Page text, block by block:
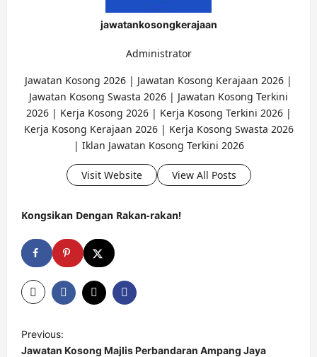
jawatankosongkerajaan
Administrator
Jawatan Kosong 2026 | Jawatan Kosong Kerajaan 2026 |
Jawatan Kosong Swasta 2026 | Jawatan Kosong Terkini
2026 | Kerja Kosong 2026 | Kerja Kosong Terkini 2026 |
Kerja Kosong Kerajaan 2026 | Kerja Kosong Swasta 2026
| Iklan Jawatan Kosong Terkini 2026
Visit Website View All Posts
Kongsikan Dengan Rakan-rakan!
o
Previous:
Jawatan Kosong Majlis Perbandaran Ampang Jaya